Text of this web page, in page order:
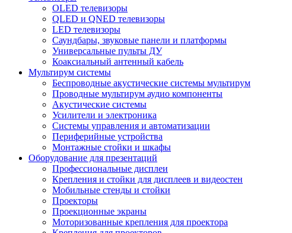
OLED телевизоры
QLED и QNED телевизоры
LED телевизоры
Саундбары, звуковые панели и платформы
Универсальные пульты ДУ
Коаксиальный антенный кабель
Мультирум системы
Беспроводные акустические системы мультирум
Проводные мультирум аудио компоненты
Акустические системы
Усилители и электроника
Системы управления и автоматизации
Периферийные устройства
Монтажные стойки и шкафы
Оборудование для презентаций
Профессиональные дисплеи
Крепления и стойки для дисплеев и видеостен
Мобильные стенды и стойки
Проекторы
Проекционные экраны
Моторизованные крепления для проектора